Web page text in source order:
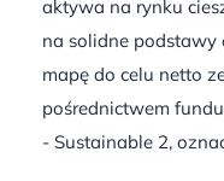
aktywa na rynku
na solidne
mapę do celu netto
pośrednictwem
- Sustainable 2,